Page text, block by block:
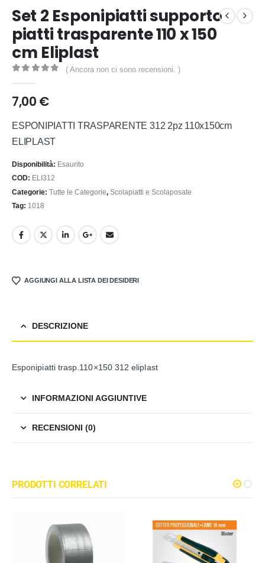
Set 2 Esponipiatti supporto
piatti trasparente 110 x 150
cm Eliplast
( Ancora non ci sono recensioni. )
7,00 €
ESPONIPIATTI TRASPARENTE 312 2pz 110x150cm
ELIPLAST
Disponibilità: Esaurito
COD: ELI312
Categorie: Tutte le Categorie, Scolapiatti e Scolaposate
Tag: 1018
AGGIUNGI ALLA LISTA DEI DESIDERI
DESCRIZIONE
Esponipiatti trasp.110×150 312 eliplast
INFORMAZIONI AGGIUNTIVE
RECENSIONI (0)
PRODOTTI CORRELATI